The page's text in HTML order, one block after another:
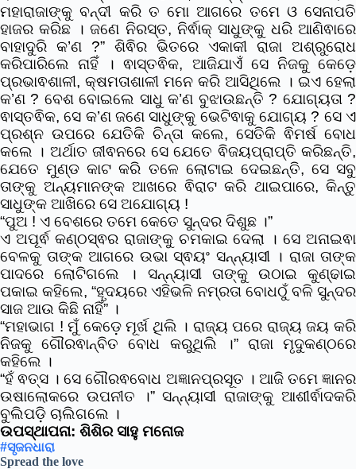
ମହାରାଜାଙ୍କୁ ବନ୍ଦୀ କରି ତ ମୋ ଆଗରେ ତମେ ଓ ସେନାପତି
ହାଜର କରିଛ । ଜଣେ ନିରସ୍ତ, ନିର୍ଵାକ୍ ସାଧୁଙ୍କୁ ଧରି ଆଣିଵାରେ
ବାହାଦୁରି କ’ଣ ?” ଶିଵିର ଭିତରେ ଏକାକୀ ରାଜା ଅଶ୍ରୁରୋଧ
କରିପାରିଲେ ନାହିଁ । ଵାସ୍ତଵିକ, ଆଜିଯାଏଁ ସେ ନିଜକୁ କେଡ଼େ
ପ୍ରଭାଵଶାଳୀ, କ୍ଷମତାଶାଳୀ ମନେ କରି ଆସିଥିଲେ । ଇଏ ହେଲା
କ’ଣ ? ବେଶ ବୋଇଲେ ସାଧୁ କ’ଣ ବୁଝାଉଛନ୍ତି ? ଯୋଗ୍ୟତା ?
ଵାସ୍ତଵିକ, ସେ କ’ଣ ଜଣେ ସାଧୁଙ୍କୁ ଭେଟିଵାକୁ ଯୋଗ୍ୟ ? ସେ ଏ
ପ୍ରଶ୍ନ ଉପରେ ଯେତିକି ଚିନ୍ତା କଲେ, ସେତିକି ଵିମର୍ଷ ବୋଧ
କଲେ । ଅର୍ଥାତ ଜୀଵନରେ ସେ ଯେତେ ଵିଜୟପ୍ରାପ୍ତି କରିଛନ୍ତି,
ଯେତେ ମୁଣ୍ଡ କାଟ କରି ତଳେ ଲୋଟାଇ ଦେଇଛନ୍ତି, ସେ ସବୁ
ତାଙ୍କୁ ଅନ୍ୟମାନଙ୍କ ଆଖରେ ଵିରାଟ କରି ଥାଇପାରେ, କିନ୍ତୁ
ସାଧୁଙ୍କ ଆଖିରେ ସେ ଅଯୋଗ୍ୟ !
“ପୁଅ ! ଏ ବେଶରେ ତମେ କେତେ ସୁନ୍ଦର ଦିଶୁଛ ।”
ଏ ଅପୂର୍ଵ କଣ୍ଠସ୍ଵର ରାଜାଙ୍କୁ ଚମକାଇ ଦେଲା । ସେ ଅନାଇଵା
ବେଳକୁ ତାଙ୍କ ଆଗରେ ଉଭା ସ୍ଵୟଂ ସନ୍ନ୍ୟାସୀ । ରାଜା ତାଙ୍କ
ପାଦରେ ଲୋଟିଗଲେ । ସନ୍ନ୍ୟାସୀ ତାଙ୍କୁ ଉଠାଇ କୁଣ୍ଢାଇ
ପକାଇ କହିଲେ, “ହୃଦୟରେ ଏହିଭଳି ନମ୍ରତା ବୋଧଠୁଁ ବଳି ସୁନ୍ଦର
ସାଜ ଆଉ କିଛି ନାହିଁ” ।
“ମହାଭାଗ ! ମୁଁ କେଡ଼େ ମୂର୍ଖ ଥିଲି । ରାଜ୍ୟ ପରେ ରାଜ୍ୟ ଜୟ କରି
ନିଜକୁ ଗୌରଵାନ୍ବିତ ବୋଧ କରୁଥିଲି ।” ରାଜା ମୃଦୁକଣ୍ଠରେ
କହିଲେ ।
“ହଁ ଵତ୍ସ । ସେ ଗୌରଵବୋଧ ଅଜ୍ଞାନପ୍ରସୂତ । ଆଜି ତମେ ଜ୍ଞାନର
ଉଷାଲୋକରେ ଉପନୀତ ।” ସନ୍ନ୍ୟାସୀ ରାଜାଙ୍କୁ ଆଶୀର୍ଵାଦକରି
ବୁଲିପଡ଼ି ଚାଲିଗଲେ ।
ଉପସ୍ଥାପନା: ଶିଶିର ସାହୁ ମନୋଜ
#ସୃଜନଧାରା
Spread the love